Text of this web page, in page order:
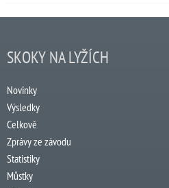
SKOKY NA LYŽÍCH
Novinky
Výsledky
Celkově
Zprávy ze závodu
Statistiky
Můstky